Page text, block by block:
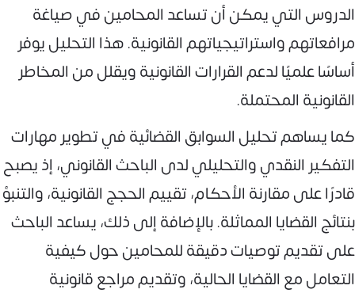
الدروس التي يمكن أن تساعد المحامين في صياغة
مرافعاتهم واستراتيجياتهم القانونية. هذا التحليل يوفر
أساسًا علميًا لدعم القرارات القانونية ويقلل من المخاطر
القانونية المحتملة.
كما يساهم تحليل السوابق القضائية في تطوير مهارات
التفكير النقدي والتحليلي لدى الباحث القانوني، إذ يصبح
قادرًا على مقارنة الأحكام، تقييم الحجج القانونية، والتنبؤ
بنتائج القضايا المماثلة. بالإضافة إلى ذلك، يساعد الباحث
على تقديم توصيات دقيقة للمحامين حول كيفية
التعامل مع القضايا الحالية، وتقديم مراجع قانونية